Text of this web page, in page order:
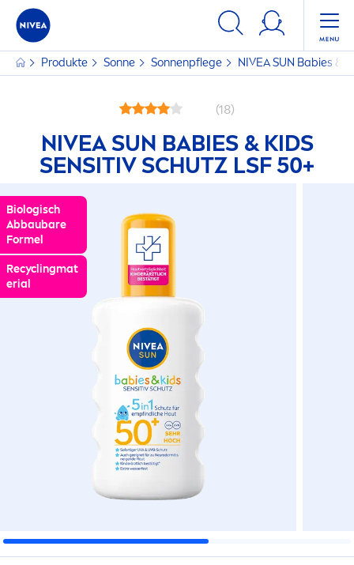
Produkte Sonne Sonnenpflege NIVEASUN Babies &
(18)
NIVEA SUN BABIES & KIDS
SENSITIV SCHUTZ LSF 50+
Biologisch
Abbaubare
Formel
Recyclingmat
erial